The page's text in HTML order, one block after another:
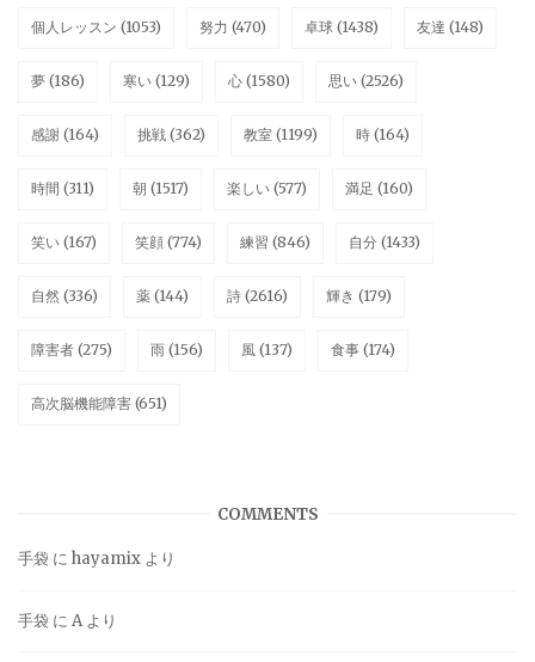
個人レッスン (1053) 努力 (470) 卓球 (1438) 友達 (148)
夢 (186) 寒い (129) 心 (1580) 思い (2526)
感謝 (164) 挑戦 (362) 教室 (1199) 時 (164)
時間 (311) 朝 (1517) 楽しい (577) 満足 (160)
笑い (167) 笑顔 (774) 練習 (846) 自分 (1433)
自然 (336) 薬 (144) 詩 (2616) 輝き (179)
障害者 (275) 雨 (156) 風 (137) 食事 (174)
高次脳機能障害 (651)
COMMENTS
手袋 に hayamix より
手袋 に Aより